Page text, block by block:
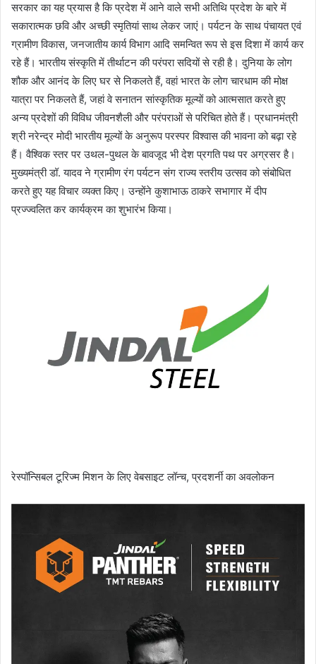
सरकार का यह प्रयास है कि प्रदेश में आने वाले सभी अतिथि प्रदेश के बारे में
सकारात्मक छवि और अच्छी स्मृतियां साथ लेकर जाएं। पर्यटन के साथ पंचायत एवं
ग्रामीण विकास, जनजातीय कार्य विभाग आदि समन्वित रूप से इस दिशा में कार्य कर
रहे हैं। भारतीय संस्कृति में तीर्थाटन की परंपरा सदियों से रही है। दुनिया के लोग
शौक और आनंद के लिए घर से निकलते हैं, वहां भारत के लोग चारधाम की मोक्ष
यात्रा पर निकलते हैं, जहां वे सनातन सांस्कृतिक मूल्यों को आत्मसात करते हुए
अन्य प्रदेशों की विविध जीवनशैली और परंपराओं से परिचित होते हैं। प्रधानमंत्री
श्री नरेन्द्र मोदी भारतीय मूल्यों के अनुरूप परस्पर विश्वास की भावना को बढ़ा रहे
हैं। वैश्विक स्तर पर उथल-पुथल के बावजूद भी देश प्रगति पथ पर अग्रसर है।
मुख्यमंत्री डॉ. यादव ने ग्रामीण रंग पर्यटन संग राज्य स्तरीय उत्सव को संबोधित
करते हुए यह विचार व्यक्त किए। उन्होंने कुशाभाऊ ठाकरे सभागार में दीप
प्रज्ज्वलित कर कार्यक्रम का शुभारंभ किया।
रेस्पॉन्सिबल टूरिज्म मिशन के लिए वेबसाइट लॉन्च, प्रदशर्नी का अवलोकन